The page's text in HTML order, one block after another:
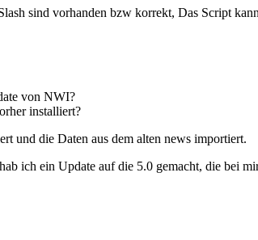
sind vorhanden bzw korrekt, Das Script
von NWI?
installiert?
und die Daten aus dem alten news importiert.
ich ein Update auf die 5.0 gemacht, die bei